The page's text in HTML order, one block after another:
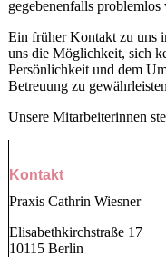
gegebenenfalls problemlos
Ein früher Kontakt zu uns
uns die Möglichkeit, sich
Persönlichkeit und dem
Betreuung zu
Unsere Mitarbeiterinnen
Kontakt
Praxis Cathrin Wiesner
Elisabethkirchstraße 17
10115 Berlin